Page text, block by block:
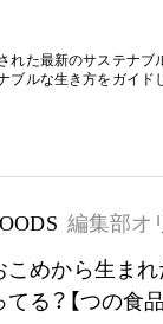
れた最新のサステナ
ブルな生き方をガイド
編集部オ
こめから生まれ
てる？【つの食